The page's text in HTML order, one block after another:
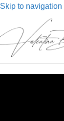
Skip to navigation